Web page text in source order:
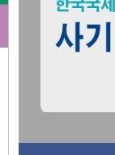
Public